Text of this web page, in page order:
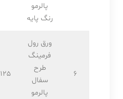
پالرمو
رنگ پایه
6
ورق رول
فرمینگ
طرح
سفال
پالرمو
125